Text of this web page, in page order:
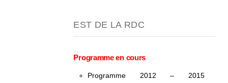
EST DE LA RDC
Programme en cours
Programme 2012 – 2015